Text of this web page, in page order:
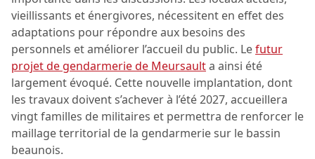
vieillissants et énergivores, nécessitent en effet des
adaptations pour répondre aux besoins des
personnels et améliorer l’accueil du public. Lefutur
projet de gendarmerie de Meursaulta ainsi été
largement évoqué. Cette nouvelle implantation, dont
les travaux doivent s’achever à l’été 2027, accueillera
vingt familles de militaires et permettra de renforcer le
maillage territorial de la gendarmerie sur le bassin
beaunois.